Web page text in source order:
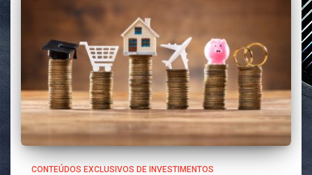
CONTEÚDOS EXCLUSIVOS DE INVESTIMENTOS